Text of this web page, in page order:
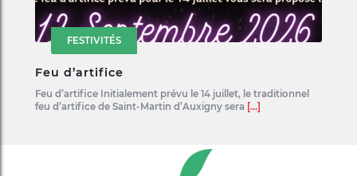
FESTIVITÉS
Feu d’artifice
Feu d’artifice Initialement prévu le 14 juillet, le traditionnel
feu d’artifice de Saint-Martin d’Auxigny sera [...]